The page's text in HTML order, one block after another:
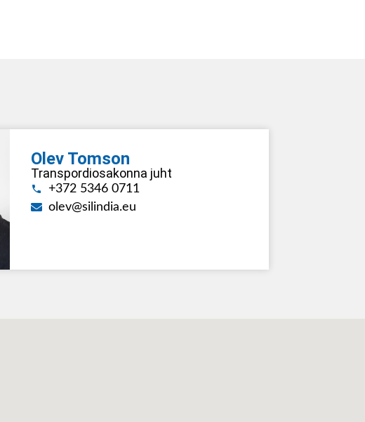
Olev Tomson
Transpordiosakonna juht
+372 5346 0711
olev@silindia.eu